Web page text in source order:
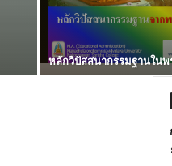
หลักวิปัสสนากรรมฐานในพ